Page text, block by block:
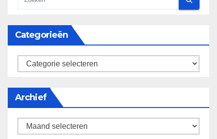
Categorieën
categorieën
Archief
Archief